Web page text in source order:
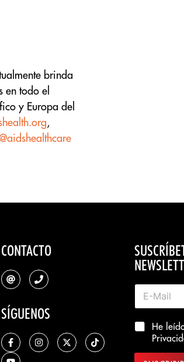
brinda
en todo el
y Europa del
,
CONTACTO
SÍGUENOS
He